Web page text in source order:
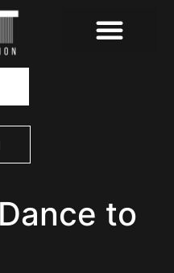
Dance to